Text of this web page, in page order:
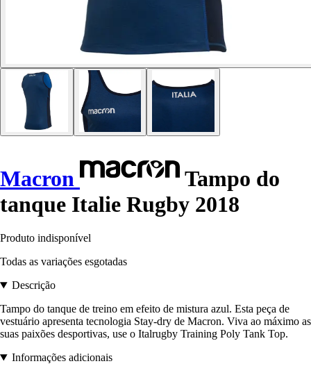
Macron
Tampo do
tanque Italie Rugby 2018
Produto indisponível
Todas as variações esgotadas
Descrição
Tampo do tanque de treino em efeito de mistura azul. Esta peça de
vestuário apresenta tecnologia Stay-dry de Macron. Viva ao máximo as
suas paixões desportivas, use o Italrugby Training Poly Tank Top.
Informações adicionais